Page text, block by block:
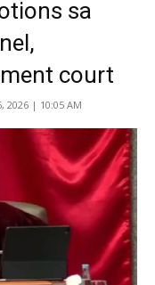
sa
court
2026 | 10:05 AM